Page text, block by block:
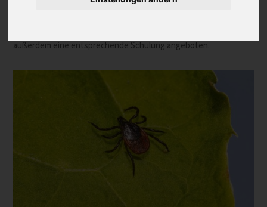
selbst. Sie zählen zu den Hauptrisikogruppen für Zeckenbisse
außerdem eine entsprechende Schulung angeboten.